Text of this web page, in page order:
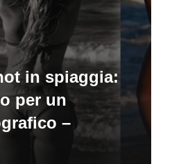
in spiaggia:
per un
–